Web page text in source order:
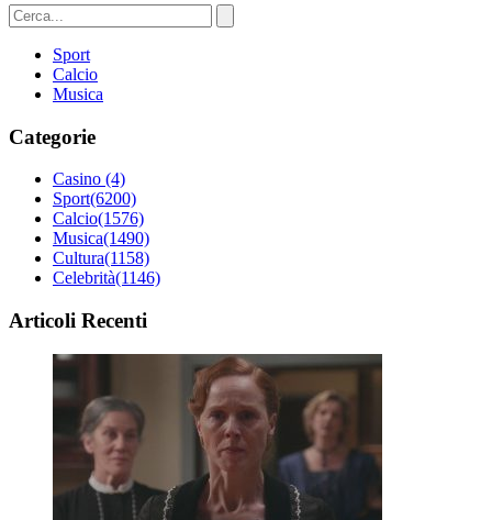
Sport
Calcio
Musica
Categorie
Casino (4)
Sport(6200)
Calcio(1576)
Musica(1490)
Cultura(1158)
Celebrità(1146)
Articoli Recenti